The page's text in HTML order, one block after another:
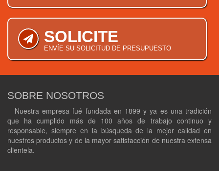
SOLICITE
ENVÍE SU SOLICITUD DE PRESUPUESTO
SOBRE NOSOTROS
Nuestra empresa fué fundada en 1899 y ya es una tradición
que ha cumplido más de 100 años de trabajo continuo y
responsable, siempre en la búsqueda de la mejor calidad en
nuestros productos y de la mayor satisfacción de nuestra extensa
clientela.